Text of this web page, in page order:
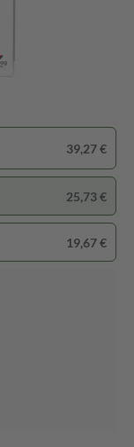
39,27 €
25,73 €
19,67 €